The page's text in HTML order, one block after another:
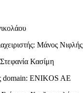
Μάνος Νιφλής
Στεφανία Κασίμη
domain: ENIKOS AE